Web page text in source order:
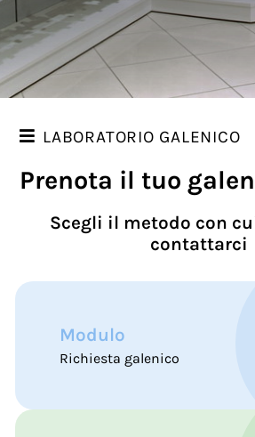
LABORATORIO GALENICO
IL NOSTRO LABORATORIO
Prenota il tuo
Scegli il metodo con
contattarci
Modulo
Richiesta galenico